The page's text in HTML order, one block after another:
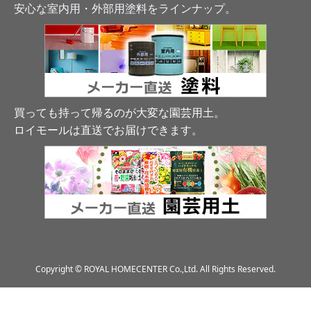
安心な室内用・外部用塗料をラインナップ。
買っても持って帰るのが大変な園芸用土。
ロイモールは直送でお届けできます。
Copyright © ROYAL HOMECENTER Co.,Ltd. All Rights Reserved.